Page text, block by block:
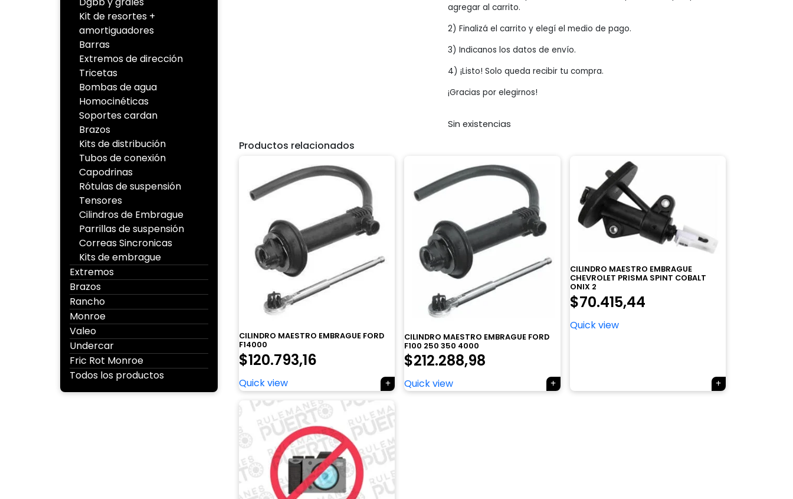
Kit de resortes +
amortiguadores
Barras
Extremos de dirección
Tricetas
Bombas de agua
Homocinéticas
Soportes cardan
Brazos
Kits de distribución
Tubos de conexión
Capodrinas
Rótulas de suspensión
Tensores
Cilindros de Embrague
Parrillas de suspensión
Correas Sincronicas
Kits de embrague
Extremos
Brazos
Rancho
Monroe
Valeo
Undercar
Fric Rot Monroe
Todos los productos
agregar al carrito.
2) Finalizá el carrito y elegí el medio de pago.
3) Indicanos los datos de envío.
4) ¡Listo! Solo queda recibir tu compra.
¡Gracias por elegirnos!
Sin existencias
Productos relacionados
CILINDRO MAESTRO EMBRAGUE FORD
F14000
$120.793,16
Quick view
CILINDRO MAESTRO EMBRAGUE FORD
F100 250 350 4000
$212.288,98
Quick view
CILINDRO MAESTRO EMBRAGUE
CHEVROLET PRISMA SPINT COBALT
ONIX 2
$70.415,44
Quick view